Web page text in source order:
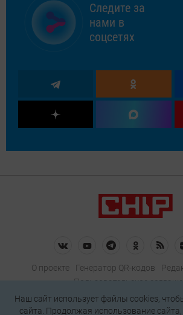
Следите за
нами в
соцсетях
О проекте Генератор QR-кодов
Пользовательское
Политика
Наш сайт использует файлы cookies,
сайта. Продолжая использование